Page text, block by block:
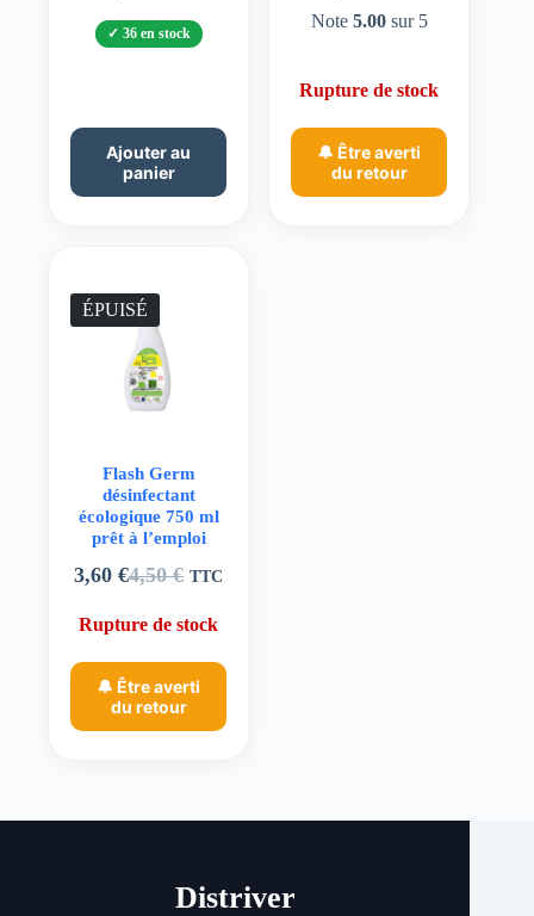
36 en stock
Ajouter au
panier
Note 5.00sur 5
Rupture de stock
🔔 Être averti
du retour
ÉPUISÉ
Flash Germ
désinfectant
écologique 750 ml
prêt à l’emploi
4,50€
Le
initial
était :
4,50 €.
3,60€Le
actuel
est :
3,60 €.
TTC
Rupture de stock
🔔 Être averti
du retour
Distriver